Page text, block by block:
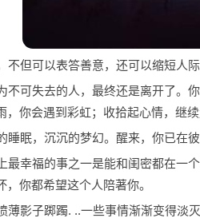
不但可以表答善意，还可以缩短人际
不可失去的人，最终还是离开了。
，你会遇到彩虹；收拾起心情，继续
睡眠，沉沉的梦幻。醒来，你已在彼
最幸福的事之一是能和闺密都在一
，你都希望这个人陪著你。
薄影子踯躅. ..一些事情渐渐变得淡